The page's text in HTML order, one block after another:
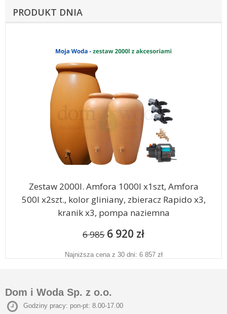
PRODUKT DNIA
Zestaw 2000l. Amfora 1000l x1szt, Amfora
500l x2szt., kolor gliniany, zbieracz Rapido x3,
kranik x3, pompa naziemna
6 985 6 920 zł
Najniższa cena z 30 dni: 6 857 zł
Dom i Woda Sp. z o.o.
Godziny pracy: pon-pt: 8.00-17.00